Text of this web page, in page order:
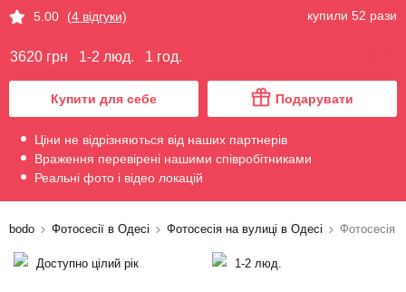
5.00 (4 відгуки) купили 52 рази
3620 грн 1-2 люд. 1 год.
Купити для себе Подарувати
Ціни не відрізняються від наших партнерів
Враження перевірені нашими співробітниками
Реальні фото і відео локацій
bodo Фотосесії в Одесі Фотосесія на вулиці в Одесі Фотосесія
Доступно цілий рік 1-2 люд.